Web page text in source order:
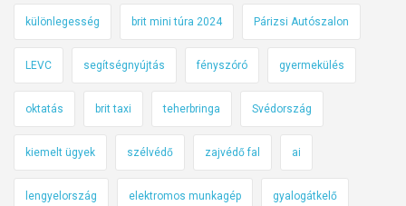
különlegesség brit mini túra 2024 Párizsi Autószalon
LEVC segítségnyújtás fényszóró gyermekülés
oktatás brit taxi teherbringa Svédország
kiemelt ügyek szélvédő zajvédő fal ai
lengyelország elektromos munkagép gyalogátkelő